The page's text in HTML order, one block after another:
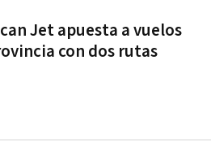
Jet apuesta a vuelos
con dos rutas